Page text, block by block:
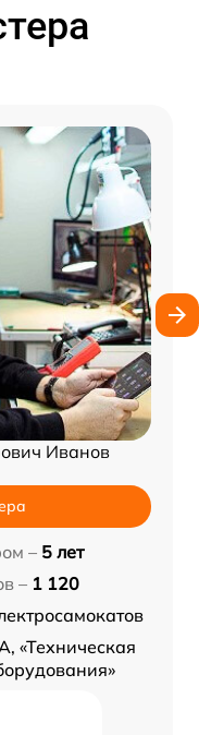
Иванов
– 5 лет
– 1 120
«Техническая